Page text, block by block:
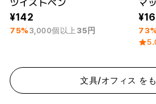
ツイストペン
142
75% 3,000個以上 35円
マ
文具/オフィス を